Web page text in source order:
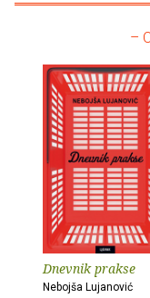
–
Dnevnik prakse
Nebojša Lujanović